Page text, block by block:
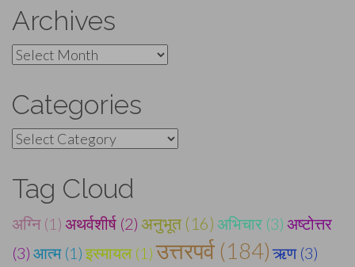
Archives
Archives
Categories
Categories
Tag Cloud
अग्नि (1) अथर्वशीर्ष (2) अनुभूत (16) अभिचार (3) अष्टोत्तर
(3) आत्म (1) इस्मायल (1) उत्तरपर्व (184) ऋण (3)